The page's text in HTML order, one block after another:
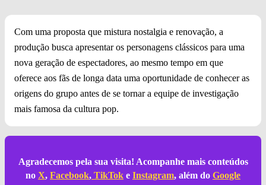
Com uma proposta que mistura nostalgia e renovação, a
produção busca apresentar os personagens clássicos para uma
nova geração de espectadores, ao mesmo tempo em que
oferece aos fãs de longa data uma oportunidade de conhecer as
origens do grupo antes de se tornar a equipe de investigação
mais famosa da cultura pop.
Agradecemos pela sua visita! Acompanhe mais conteúdos
no X, Facebook, TikTok e Instagram, além do Google